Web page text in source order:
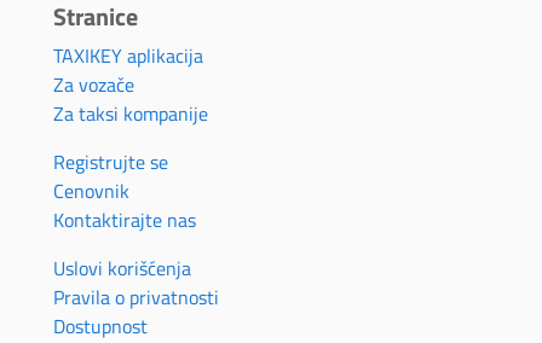
Stranice
TAXIKEY aplikacija
Za vozače
Za taksi kompanije
Registrujte se
Cenovnik
Kontaktirajte nas
Uslovi korišćenja
Pravila o privatnosti
Dostupnost